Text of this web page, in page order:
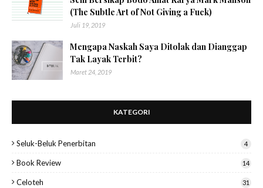
(The Subtle Art of Not Giving a Fuck)
Juli 19, 2019
Mengapa Naskah Saya Ditolak dan Dianggap
Tak Layak Terbit?
Maret 24, 2019
KATEGORI
Seluk-Beluk Penerbitan 4
Book Review 14
Celoteh 31